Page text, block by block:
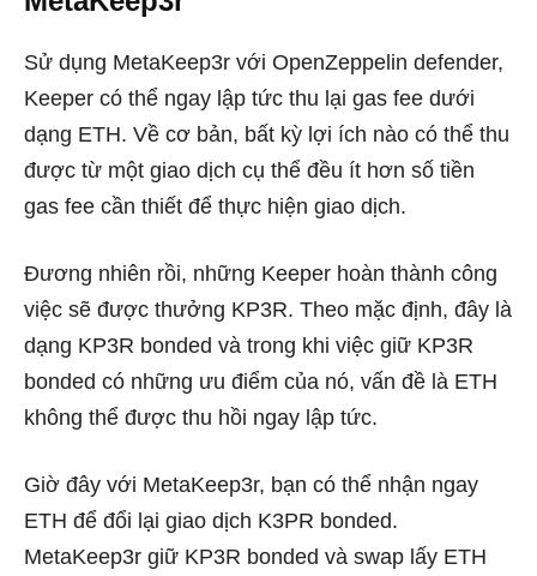
Sử dụng MetaKeep3r với OpenZeppelin defender,
Keeper có thể ngay lập tức thu lại gas fee dưới
dạng ETH. Về cơ bản, bất kỳ lợi ích nào có thể thu
được từ một giao dịch cụ thể đều ít hơn số tiền
gas fee cần thiết để thực hiện giao dịch.
Đương nhiên rồi, những Keeper hoàn thành công
việc sẽ được thưởng KP3R. Theo mặc định, đây là
dạng KP3R bonded và trong khi việc giữ KP3R
bonded có những ưu điểm của nó, vấn đề là ETH
không thể được thu hồi ngay lập tức.
Giờ đây với MetaKeep3r, bạn có thể nhận ngay
ETH để đổi lại giao dịch K3PR bonded.
MetaKeep3r giữ KP3R bonded và swap lấy ETH